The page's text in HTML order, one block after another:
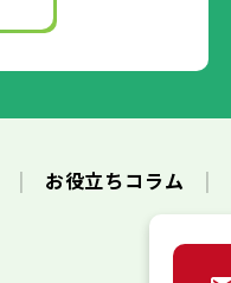
お役立ちコラム